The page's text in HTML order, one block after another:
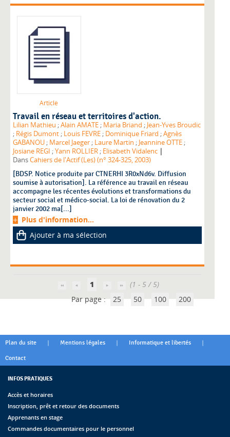
Article
Travail en réseau et territoires d'action.
Lilian Mathieu ;Alain AMATE; Maria Briand ;Jean-Yves Broudic
; Régis Dumont; Louis FEVRE; Dominique Friard ;Agnès
GABANOU; Marcel Jaeger; Laure Martin ;Jeannine OTTE;
Josiane REGI ;Yann ROLLIER; Elisabeth Vidalenc |
DansCahiers de l'Actif (Les) (n° 324-325, 2003)
[BDSP. Notice produite par CTNERHI 3R0xNd6v. Diffusion
soumise à autorisation]. La référence au travail en réseau
accompagne les récentes évolutions et transformations du
secteur social et médico-social. La loi de rénovation du 2
janvier 2002 ma[...]
Plus d'information...
Ajouter à ma sélection
1
(1 - 5 / 5)
Par page : 25 50 100 200
Plan du site | Mentions légales | Informatique et libertés |
Contact
INFOS PRATIQUES
Accès et horaires
Inscription, prêt et retour des documents
Apprenants en stage
Commandes documentaires pour le personnel